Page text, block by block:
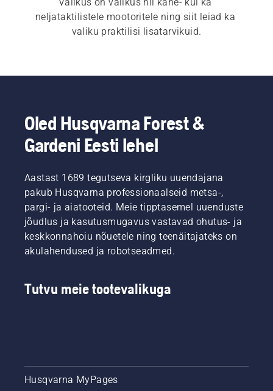
neljataktilistele mootoritele ning siit leiad ka
valiku praktilisi lisatarvikuid.
Oled Husqvarna Forest &
Gardeni Eesti lehel
Aastast 1689 tegutseva kirgliku uuendajana
pakub Husqvarna professionaalseid metsa-,
pargi- ja aiatooteid. Meie tipptasemel uuenduste
jõudlus ja kasutusmugavus vastavad ohutus- ja
keskkonnahoiu nõuetele ning teenäitajateks on
akulahendused ja robotseadmed.
Tutvu meie tootevalikuga
Husqvarna MyPages